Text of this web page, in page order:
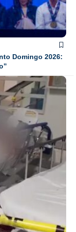
Domingo 2026: